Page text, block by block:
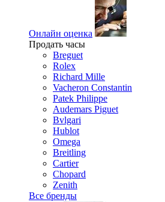
Онлайн оценка
Продать часы
Breguet
Rolex
Richard Mille
Vacheron Constantin
Patek Philippe
Audemars Piguet
Bvlgari
Hublot
Omega
Breitling
Cartier
Chopard
Zenith
Все бренды